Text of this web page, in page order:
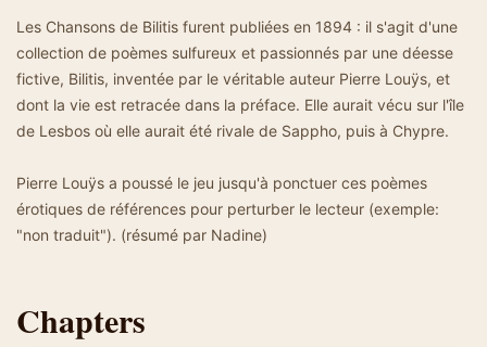
Les Chansons de Bilitis furent publiées en 1894 : il s'agit d'une
collection de poèmes sulfureux et passionnés par une déesse
fictive, Bilitis, inventée par le véritable auteur Pierre Louÿs, et
dont la vie est retracée dans la préface. Elle aurait vécu sur l'île
de Lesbos où elle aurait été rivale de Sappho, puis à Chypre.
Pierre Louÿs a poussé le jeu jusqu'à ponctuer ces poèmes
érotiques de références pour perturber le lecteur (exemple:
"non traduit"). (résumé par Nadine)
Chapters